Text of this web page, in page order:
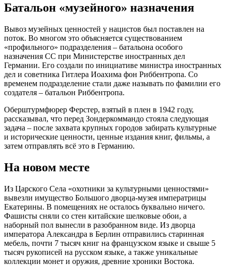
Батальон «музейного» назначения
Вывоз музейных ценностей у нацистов был поставлен на
поток. Во многом это объясняется существованием
«профильного» подразделения – батальона особого
назначения СС при Министерстве иностранных дел
Германии. Его создали по инициативе министра иностранных
дел и советника Гитлера Иоахима фон Риббентропа. Со
временем подразделение стали даже называть по фамилии его
создателя – батальон Риббентропа.
Оберштурмфюрер Ферстер, взятый в плен в 1942 году,
рассказывал, что перед Зондеркоммандо стояла следующая
задача – после захвата крупных городов забирать культурные
и исторические ценности, ценные издания книг, фильмы, а
затем отправлять всё это в Германию.
На новом месте
Из Царского Села «охотники за культурными ценностями»
вывезли имущество Большого дворца-музея императрицы
Екатерины. В помещениях не осталось буквально ничего.
Фашисты сняли со стен китайские шелковые обои, а
наборный пол вынесли в разобранном виде. Из дворца
императора Александра в Берлин отправились старинная
мебель, почти 7 тысяч книг на французском языке и свыше 5
тысяч рукописей на русском языке, а также уникальные
коллекции монет и оружия, древние хроники Востока.